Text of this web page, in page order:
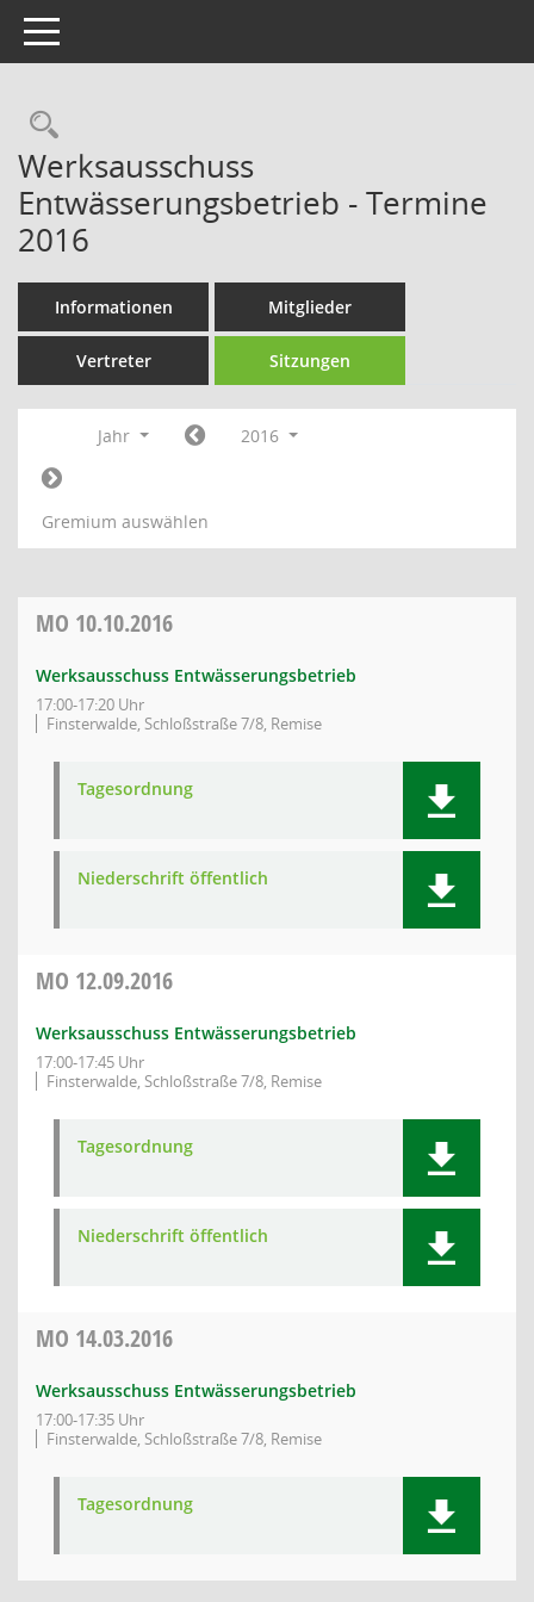
Toggle navigation
Rechercheauswahl
Werksausschuss
Entwässerungsbetrieb - Termine
2016
Informationen Mitglieder
Vertreter Sitzungen
Jahr 2016
Gremium auswählen
MO 10.10.2016
Werksausschuss Entwässerungsbetrieb
17:00-17:20 Uhr
Finsterwalde, Schloßstraße 7/8, Remise
Tagesordnung
Niederschrift öffentlich
MO 12.09.2016
Werksausschuss Entwässerungsbetrieb
17:00-17:45 Uhr
Finsterwalde, Schloßstraße 7/8, Remise
Tagesordnung
Niederschrift öffentlich
MO 14.03.2016
Werksausschuss Entwässerungsbetrieb
17:00-17:35 Uhr
Finsterwalde, Schloßstraße 7/8, Remise
Tagesordnung